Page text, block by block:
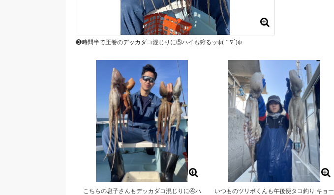
❸時間半で圧巻のデッカダコ混じりに⑤ハイも狩るッψ(｀∇´)ψ
こちらの息子さんもデッカダコ混じりに④ハ
いつものツリボくんも午後便タコ釣り キョー